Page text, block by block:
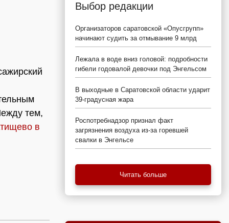
тем,
в
Выбор редакции
Организаторов саратовской «Опусгрупп»
начинают судить за отмывание 9 млрд
Лежала в воде вниз головой: подробности
гибели годовалой девочки под Энгельсом
В выходные в Саратовской области ударит
39-градусная жара
Роспотребнадзор признал факт
загрязнения воздуха из-за горевшей
свалки в Энгельсе
Читать больше